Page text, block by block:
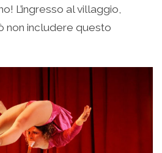
L’ingresso al villaggio,
non includere questo